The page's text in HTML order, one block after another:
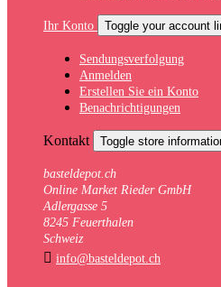
Ihr Konto Toggle your account
Sendungsverfolgung
Anmelden
Erstellen Sie ein Konto
Benachrichtigungen
Kontakt Toggle store
basteldepot.ch
Online Market Rieder GmbH
Adlergasse 5
8245 Feuerthalen
Schweiz
 info@basteldepot.ch